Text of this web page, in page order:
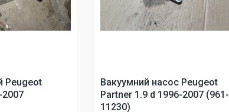
Peugeot
2007
Вакуумний насос Peugeot
Partner 1.9 d 1996-2007 (961-
11230)